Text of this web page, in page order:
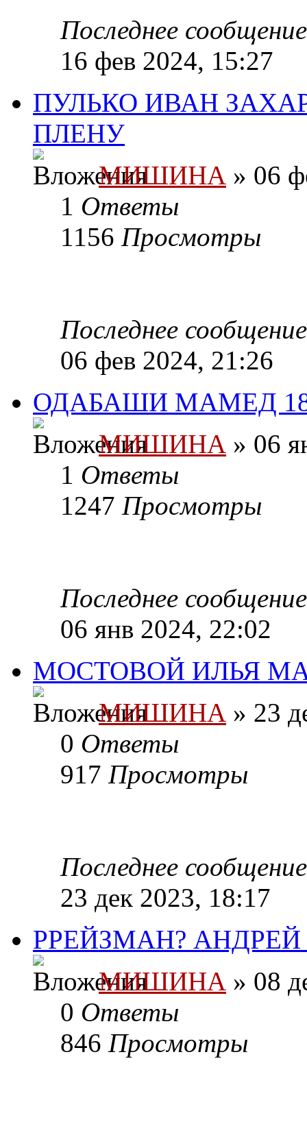
Последнее
16 фев 2024, 15:27
ПУЛЬКО ИВАН
ПЛЕНУ
МИШИНА » 06
1 Ответы
1156 Просмотры
Последнее
06 фев 2024, 21:26
ОДАБАШИ МАМЕД
МИШИНА » 06
1 Ответы
1247 Просмотры
Последнее
06 янв 2024, 22:02
МОСТОВОЙ ИЛЬЯ
МИШИНА » 23
0 Ответы
917 Просмотры
Последнее
23 дек 2023, 18:17
РРЕЙЗМАН? АНДРЕЙ
МИШИНА » 08
0 Ответы
846 Просмотры